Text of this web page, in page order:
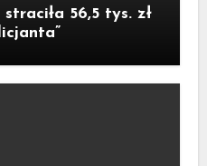
56,5 tys. zł